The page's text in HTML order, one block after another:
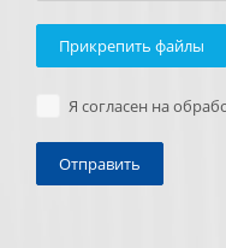
Прикрепить файлы
Я согласен на